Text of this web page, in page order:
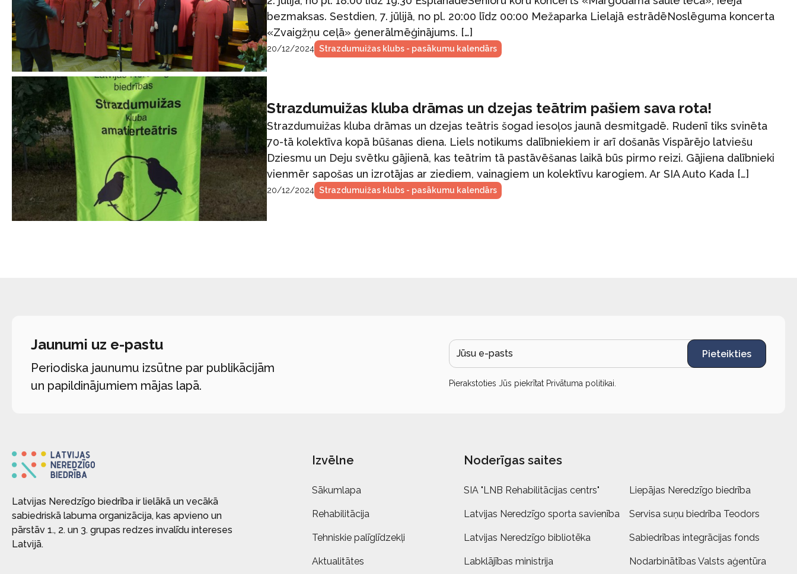
bezmaksas. Sestdien, 7. jūlijā, no pl. 20:00 līdz 00:00 Mežaparka Lielajā estrādēNoslēguma koncerta
«Zvaigžņu ceļā» ģenerālmēģinājums. […]
20/12/2024 Strazdumuižas klubs - pasākumu kalendārs
Strazdumuižas kluba drāmas un dzejas teātrim pašiem sava rota!
Strazdumuižas kluba drāmas un dzejas teātris šogad iesoļos jaunā desmitgadē. Rudenī tiks svinēta
70-tā kolektīva kopā būšanas diena. Liels notikums dalībniekiem ir arī došanās Vispārējo latviešu
Dziesmu un Deju svētku gājienā, kas teātrim tā pastāvēšanas laikā būs pirmo reizi. Gājiena dalībnieki
vienmēr sapošas un izrotājas ar ziediem, vainagiem un kolektīvu karogiem. Ar SIA Auto Kada […]
20/12/2024 Strazdumuižas klubs - pasākumu kalendārs
Jaunumi uz e-pastu
Periodiska jaunumu izsūtne par publikācijām
un papildinājumiem mājas lapā.
Pieteikties
Pierakstoties Jūs piekrītat Privātuma politikai
Latvijas Neredzīgo biedrība ir lielākā un vecākā
sabiedriskā labuma organizācija, kas apvieno un
pārstāv 1., 2. un 3. grupas redzes invalīdu intereses
Latvijā.
Izvēlne
Sākumlapa
Rehabilitācija
Tehniskie palīglīdzekļi
Aktualitātes
Noderīgas saites
SIA "LNB Rehabilitācijas centrs" Liepājas Neredzīgo biedrība
Latvijas Neredzīgo sporta savienība Servisa suņu biedrība Teodors
Latvijas Neredzīgo bibliotēka Sabiedrības integrācijas fonds
Labklājības ministrija Nodarbinātības Valsts aģentūra